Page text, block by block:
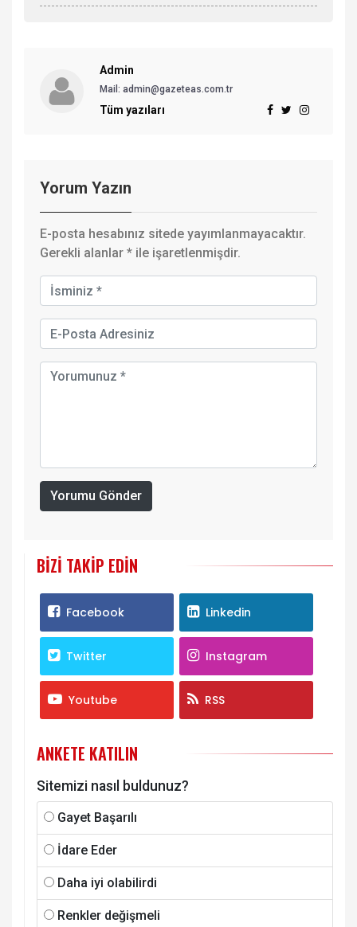
Admin
Mail: admin@gazeteas.com.tr
Tüm yazıları
Yorum Yazın
E-posta hesabınız sitede yayımlanmayacaktır.
Gerekli alanlar * ile işaretlenmişdir.
Yorumu Gönder
BIZI TAKIP EDIN
Facebook Linkedin
Twitter Instagram
Youtube RSS
ANKETE KATILIN
Sitemizi nasıl buldunuz?
Gayet Başarılı
İdare Eder
Daha iyi olabilirdi
Renkler değişmeli